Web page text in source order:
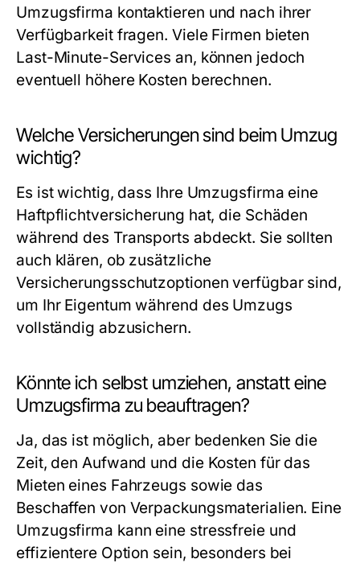
Umzugsfirma kontaktieren und nach ihrer
Verfügbarkeit fragen. Viele Firmen bieten
Last-Minute-Services an, können jedoch
eventuell höhere Kosten berechnen.
Welche Versicherungen sind beim Umzug
wichtig?
Es ist wichtig, dass Ihre Umzugsfirma eine
Haftpflichtversicherung hat, die Schäden
während des Transports abdeckt. Sie sollten
auch klären, ob zusätzliche
Versicherungsschutzoptionen verfügbar sind,
um Ihr Eigentum während des Umzugs
vollständig abzusichern.
Könnte ich selbst umziehen, anstatt eine
Umzugsfirma zu beauftragen?
Ja, das ist möglich, aber bedenken Sie die
Zeit, den Aufwand und die Kosten für das
Mieten eines Fahrzeugs sowie das
Beschaffen von Verpackungsmaterialien. Eine
Umzugsfirma kann eine stressfreie und
effizientere Option sein, besonders bei